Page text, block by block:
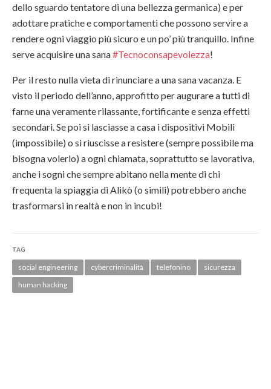
dello sguardo tentatore di una bellezza germanica) e per
adottare pratiche e comportamenti che possono servire a
rendere ogni viaggio più sicuro e un po’ più tranquillo. Infine
serve acquisire una sana#Tecnoconsapevolezza!
Per il resto nulla vieta di rinunciare a una sana vacanza. E
visto il periodo dell’anno, approfitto per augurare a tutti di
farne una veramente rilassante, fortificante e senza effetti
secondari. Se poi si lasciasse a casa i dispositivi Mobili
(impossibile) o si riuscisse a resistere (sempre possibile ma
bisogna volerlo) a ogni chiamata, soprattutto se lavorativa,
anche i sogni che sempre abitano nella mente di chi
frequenta la spiaggia di Alikò (o simili) potrebbero anche
trasformarsi in realtà e non in incubi!
TAG
social engineering cybercriminalità telefonino
sicurezza
human hacking